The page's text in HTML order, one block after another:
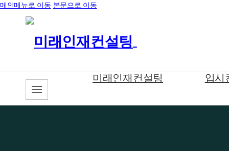
메인메뉴로 이동 본문으로 이동
미래인재컨설팅 입시